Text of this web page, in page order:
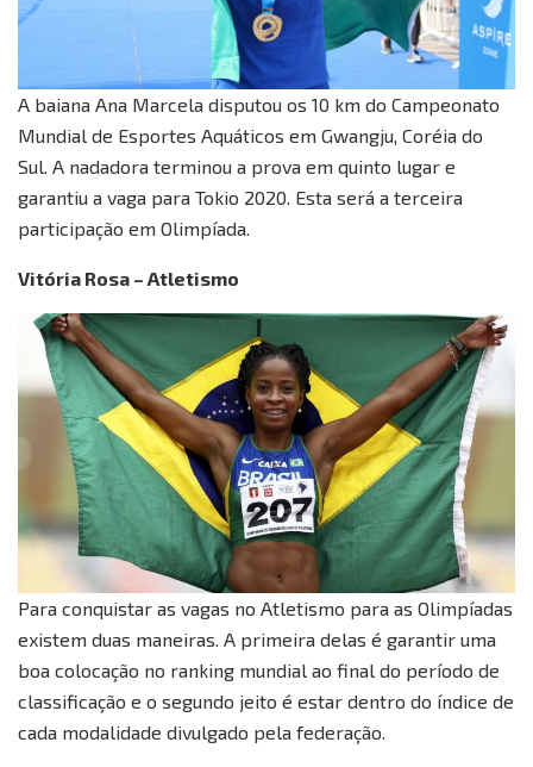
A baiana Ana Marcela disputou os 10 km do Campeonato
Mundial de Esportes Aquáticos em Gwangju, Coréia do
Sul. A nadadora terminou a prova em quinto lugar e
garantiu a vaga para Tokio 2020. Esta será a terceira
participação em Olimpíada.
Vitória Rosa – Atletismo
Para conquistar as vagas no Atletismo para as Olimpíadas
existem duas maneiras. A primeira delas é garantir uma
boa colocação no ranking mundial ao final do período de
classificação e o segundo jeito é estar dentro do índice de
cada modalidade divulgado pela federação.